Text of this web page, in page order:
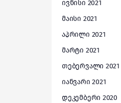
ივნისი 2021
მაისი 2021
აპრილი 2021
მარტი 2021
თებერვალი 2021
იანვარი 2021
დეკემბერი 2020